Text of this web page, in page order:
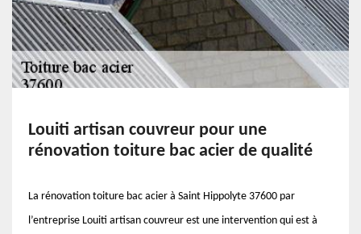
Louiti artisan couvreur pour une
rénovation toiture bac acier de qualité
La rénovation toiture bac acier à Saint Hippolyte 37600 par
l’entreprise Louiti artisan couvreur est une intervention qui est à